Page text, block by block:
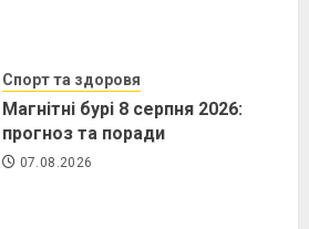
Схід і захід сонця 8 серпня 2026 в
Україні: тривалість дня
07.08.2026
Спорт та здоровя
Магнітні бурі 8 серпня 2026:
прогноз та поради
07.08.2026